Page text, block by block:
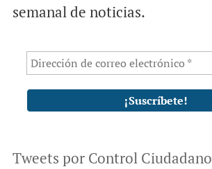
semanal de noticias.
Tweets por Control Ciudadano